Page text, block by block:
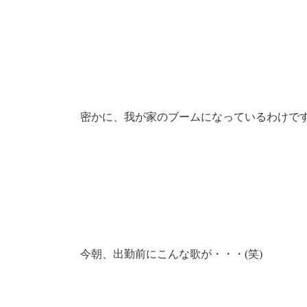
密かに、我が家のブームになっているわけで
今朝、出勤前にこんな歌が・・・(笑)